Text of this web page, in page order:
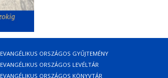
EVANGÉLIKUS ORSZÁGOS GYŰJTEMÉNY
EVANGÉLIKUS ORSZÁGOS LEVÉLTÁR
EVANGÉLIKUS ORSZÁGOS KÖNYVTÁR